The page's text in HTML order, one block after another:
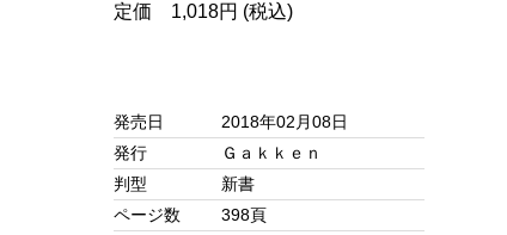
定価 1,018円 (税込)
発売日
2018年02月08日
発行
Ｇａｋｋｅｎ
判型
新書
ページ数
398頁